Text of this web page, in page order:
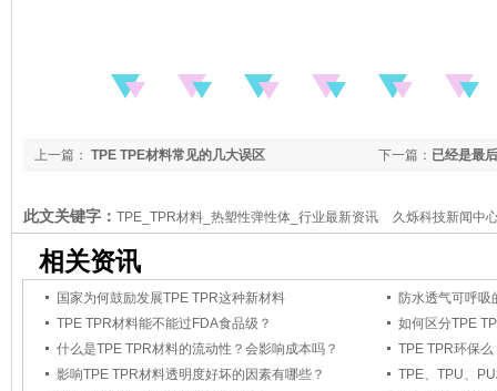
下一篇： 已经是最
上一篇： TPE TPE材料常见的几大误区
此文关键字： TPE_TPR材料_热塑性弹性体_行业最新资讯 久烁科技新闻中
相关资讯
国家为何鼓励发展TPE TPR这种新材料
防水透气可呼吸
TPE TPR材料能不能过FDA食品级？
什么是TPE TPR材料的流动性？会影响成本吗？
影响TPE TPR材料透明度好坏的因素有哪些？
TPE、TPU、